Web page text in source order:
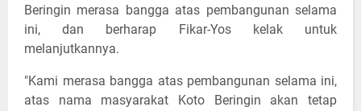
Beringin merasa bangga atas pembangunan selama
ini, dan berharap Fikar-Yos kelak untuk
melanjutkannya.
"Kami merasa bangga atas pembangunan selama ini,
atas nama masyarakat Koto Beringin akan tetap